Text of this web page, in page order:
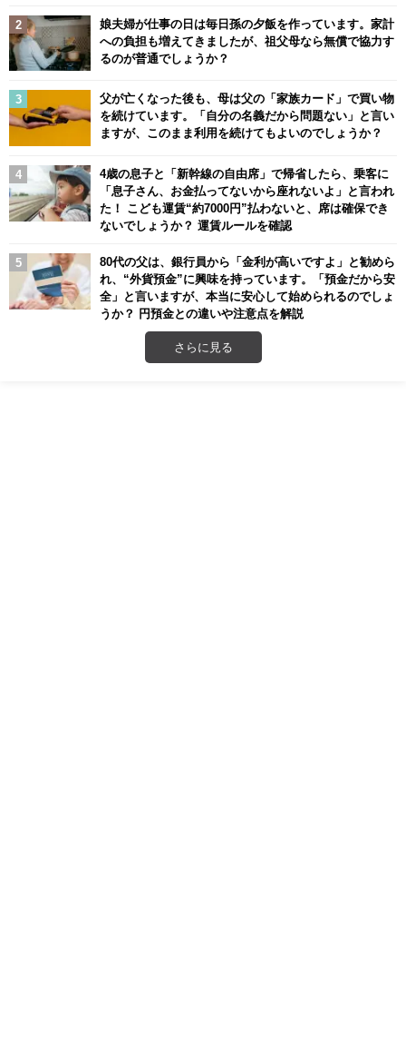
娘夫婦が仕事の日は毎日孫の夕飯を作っています。家計
への負担も増えてきましたが、祖父母なら無償で協力す
るのが普通でしょうか？
父が亡くなった後も、母は父の「家族カード」で買い物
を続けています。「自分の名義だから問題ない」と言い
ますが、このまま利用を続けてもよいのでしょうか？
4歳の息子と「新幹線の自由席」で帰省したら、乗客に
「息子さん、お金払ってないから座れないよ」と言われ
た！ こども運賃“約7000円”払わないと、席は確保でき
ないでしょうか？ 運賃ルールを確認
80代の父は、銀行員から「金利が高いですよ」と勧めら
れ、“外貨預金”に興味を持っています。「預金だから安
全」と言いますが、本当に安心して始められるのでしょ
うか？ 円預金との違いや注意点を解説
さらに見る